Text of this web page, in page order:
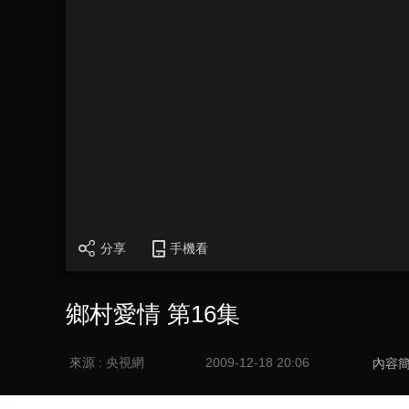
分享 手機看
鄉村愛情 第16集
來源 : 央視網 2009-12-18 20:06 內容